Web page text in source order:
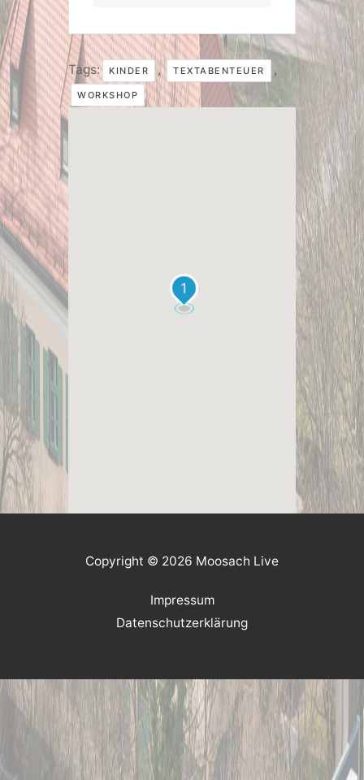
Tags: KINDER , TEXTABENTEUER ,
WORKSHOP
1
Copyright © 2026 Moosach Live
Impressum
Datenschutzerklärung